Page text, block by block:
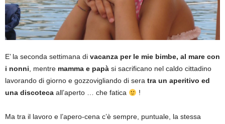
E’ la seconda settimana di vacanza per le mie bimbe, al mare con
i nonni , mentre mamma e papà si sacrificano nel caldo cittadino
lavorando di giorno e gozzovigliando di sera tra un aperitivo ed
una discoteca all’aperto … che fatica !
Ma tra il lavoro e l’apero-cena c’è sempre, puntuale, la stessa